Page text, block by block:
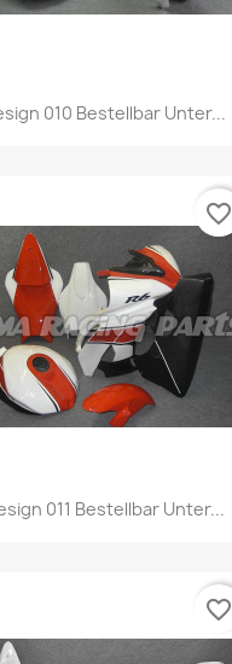
010 Bestellbar Unter...
011 Bestellbar Unter...
favorite_border
favorite_border